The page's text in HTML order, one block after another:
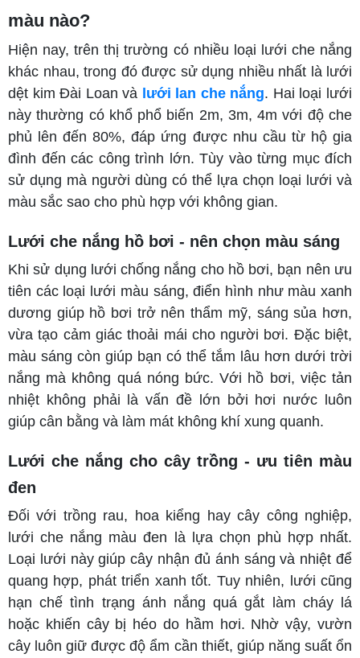
màu nào?
Hiện nay, trên thị trường có nhiều loại lưới che nắng
khác nhau, trong đó được sử dụng nhiều nhất là lưới
dệt kim Đài Loan và lưới lan che nắng. Hai loại lưới
này thường có khổ phổ biến 2m, 3m, 4m với độ che
phủ lên đến 80%, đáp ứng được nhu cầu từ hộ gia
đình đến các công trình lớn. Tùy vào từng mục đích
sử dụng mà người dùng có thể lựa chọn loại lưới và
màu sắc sao cho phù hợp với không gian.
Lưới che nắng hồ bơi - nên chọn màu sáng
Khi sử dụng lưới chống nắng cho hồ bơi, bạn nên ưu
tiên các loại lưới màu sáng, điển hình như màu xanh
dương giúp hồ bơi trở nên thẩm mỹ, sáng sủa hơn,
vừa tạo cảm giác thoải mái cho người bơi. Đặc biệt,
màu sáng còn giúp bạn có thể tắm lâu hơn dưới trời
nắng mà không quá nóng bức. Với hồ bơi, việc tản
nhiệt không phải là vấn đề lớn bởi hơi nước luôn
giúp cân bằng và làm mát không khí xung quanh.
Lưới che nắng cho cây trồng - ưu tiên màu
đen
Đối với trồng rau, hoa kiểng hay cây công nghiệp,
lưới che nắng màu đen là lựa chọn phù hợp nhất.
Loại lưới này giúp cây nhận đủ ánh sáng và nhiệt để
quang hợp, phát triển xanh tốt. Tuy nhiên, lưới cũng
hạn chế tình trạng ánh nắng quá gắt làm cháy lá
hoặc khiến cây bị héo do hầm hơi. Nhờ vậy, vườn
cây luôn giữ được độ ẩm cần thiết, giúp năng suất ổn